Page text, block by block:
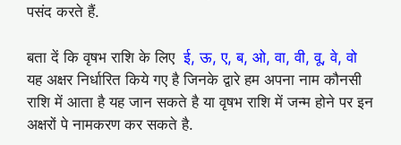
पसंद करते हैं.
बता दें कि वृषभ राशि के लिएई, ऊ, ए, ब, ओ, वा, वी, वू, वे, वो
यह अक्षर निर्धारित किये गए है जिनके द्वारे हम अपना नाम कौनसी
राशि में आता है यह जान सकते है या वृषभ राशि में जन्म होने पर इन
अक्षरों पे नामकरण कर सकते है.